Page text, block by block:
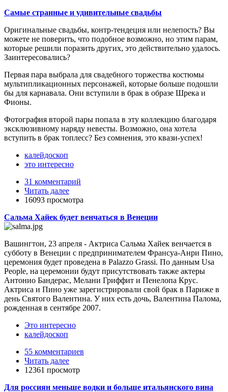
Самые странные и удивительные свадьбы
Оригинальные свадьбы, контр-тендеция или нелепость? Вы
можете не поверить, что подобное возможно, но этим парам,
которые решили поразить других, это действительно удалось.
Заинтересовались?
Первая пара выбрала для свадебного торжества костюмы
мультипликационных персонажей, которые больше подошли
бы для карнавала. Они вступили в брак в образе Шрека и
Фионы.
Фотография второй пары попала в эту коллекцию благодаря
эксклюзивному наряду невесты. Возможно, она хотела
вступить в брак топлесс? Без сомнения, это квази-успех!
калейдоскоп
это интересно
31 комментарий
Читать далее
16093 просмотра
Сальма Хайек будет венчаться в Венеции
Вашингтон, 23 апреля - Актриса Сальма Хайек венчается в
субботу в Венеции с предпринимателем Франсуа-Анри Пино,
церемония будет проведена в Palazzo Grassi. По данным Usa
People, на церемонии будут присутствовать также актеры
Антонио Бандерас, Мелани Гриффит и Пенелопа Крус.
Актриса и Пино уже зарегистрировали свой брак в Париже в
день Святого Валентина. У них есть дочь, Валентина Палома,
рожденная в сентябре 2007.
Это интересно
калейдоскоп
55 комментариев
Читать далее
12361 просмотр
Для россиян меньше водки и больше итальянского вина